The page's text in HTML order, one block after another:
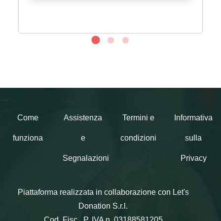
Microsoft Ireland Operations Limited e/o
Number riportato in questo voucher.
Come
funziona
Assistenza
e
Segnalazioni
Termini e
condizioni
Informativa
sulla
Privacy
Piattaforma realizzata in collaborazione con Let's
Donation S.r.l.